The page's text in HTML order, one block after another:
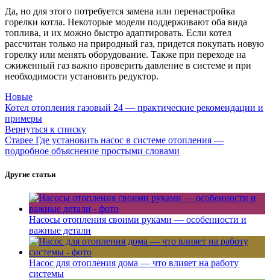
Да, но для этого потребуется замена или перенастройка
горелки котла. Некоторые модели поддерживают оба вида
топлива, и их можно быстро адаптировать. Если котел
рассчитан только на природный газ, придется покупать новую
горелку или менять оборудование. Также при переходе на
сжиженный газ важно проверить давление в системе и при
необходимости установить редуктор.
Новые
Котел отопления газовый 24 — практические рекомендации и
примеры
Вернуться к списку
Старее Где установить насос в системе отопления —
подробное объяснение простыми словами
Другие статьи
Насосы отопления своими руками — особенности и
важные детали
Насос для отопления дома — что влияет на работу
системы